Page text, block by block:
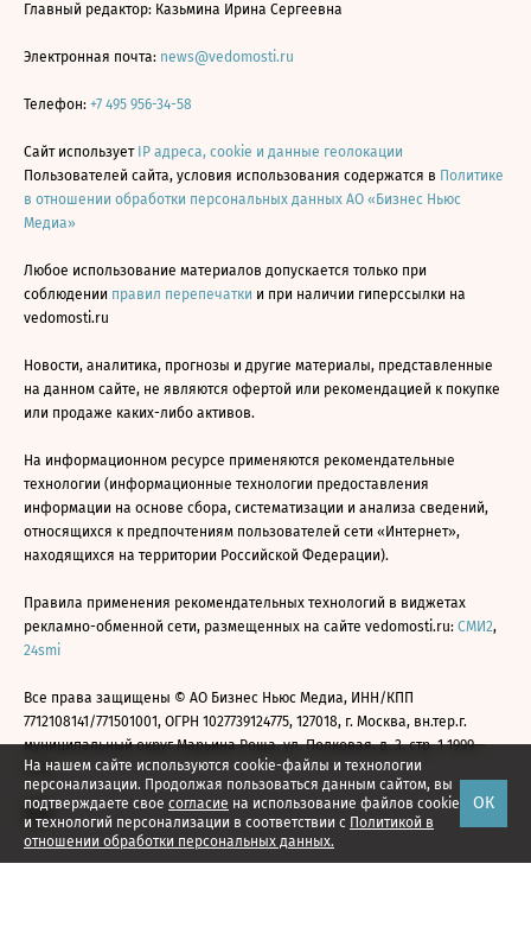
На нашем сайте используются cookie-файлы и технологии
персонализации. Продолжая пользоваться данным сайтом, вы
подтверждаете свое согласие на использование файлов cookie
и технологий персонализации в соответствии с Политикой в
отношении обработки персональных данных.
ОК
Главный редактор: Казьмина Ирина Сергеевна
Электронная почта: news@vedomosti.ru
Телефон: +7 495 956-34-58
Сайт использует IP адреса, cookie и данные геолокации
Пользователей сайта, условия использования содержатся в Политике
в отношении обработки персональных данных АО «Бизнес Ньюс
Медиа»
Любое использование материалов допускается только при
соблюдении правил перепечатки и при наличии гиперссылки на
vedomosti.ru
Новости, аналитика, прогнозы и другие материалы, представленные
на данном сайте, не являются офертой или рекомендацией к покупке
или продаже каких-либо активов.
На информационном ресурсе применяются рекомендательные
технологии (информационные технологии предоставления
информации на основе сбора, систематизации и анализа сведений,
относящихся к предпочтениям пользователей сети «Интернет»,
находящихся на территории Российской Федерации).
Правила применения рекомендательных технологий в виджетах
рекламно-обменной сети, размещенных на сайте vedomosti.ru: СМИ2,
24smi
Все права защищены © АО Бизнес Ньюс Медиа, ИНН/КПП
7712108141/771501001, ОГРН 1027739124775, 127018, г. Москва, вн.тер.г.
муниципальный округ Марьина Роща, ул. Полковая, д. 3, стр. 1 1999—
2026